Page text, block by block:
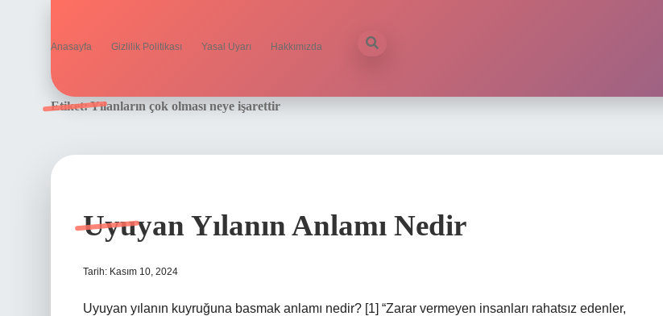
Anasayfa Gizlilik Politikası Yasal Uyarı Hakkımızda
Etiket:Yılanların çok olması neye işarettir
Uyuyan Yılanın Anlamı Nedir
Tarih: Kasım 10, 2024
Uyuyan yılanın kuyruğuna basmak anlamı nedir? [1] “Zarar vermeyen insanları rahatsız edenler,